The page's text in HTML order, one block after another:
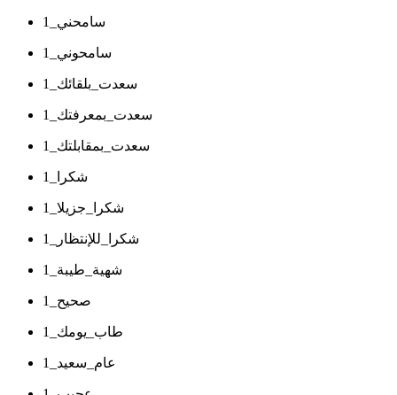
سامحني_1
سامحوني_1
سعدت_بلقائك_1
سعدت_بمعرفتك_1
سعدت_بمقابلتك_1
شكرا_1
شكرا_جزيلا_1
شكرا_للإنتظار_1
شهية_طيبة_1
صحيح_1
طاب_يومك_1
عام_سعيد_1